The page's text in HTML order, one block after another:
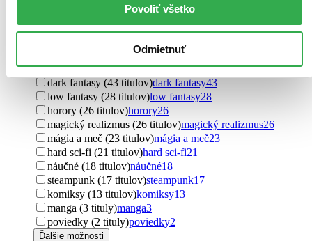
Povoliť všetko
Odmietnuť
high fantasy (173 titulov)high fantasy
rozprávky (134 titulov)rozprávky134
dystopický (70 titulov)dystopický
urban fantasy (51 titulov)urban fantasy51
dark fantasy (43 titulov)dark fantasy43
low fantasy (28 titulov)low fantasy28
horory (26 titulov)horory26
magický realizmus (26 titulov)magický realizmus26
mágia a meč (23 titulov)mágia a meč23
hard sci-fi (21 titulov)hard sci-fi21
náučné (18 titulov)náučné18
steampunk (17 titulov)steampunk17
komiksy (13 titulov)komiksy13
manga (3 tituly)manga3
poviedky (2 tituly)poviedky2
Ďalšie možnosti